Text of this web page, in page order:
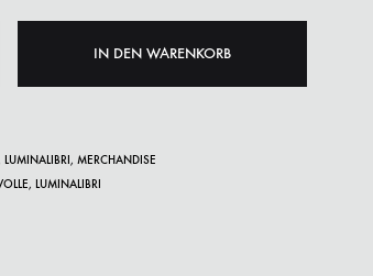
IN DEN WARENKORB
LUMINALIBRI,MERCHANDISE
,LUMINALIBRI